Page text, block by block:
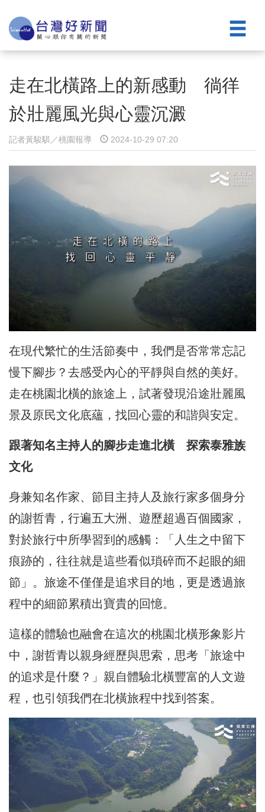
走在北橫路上的新感動 徜徉
於壯麗風光與心靈沉澱
記者黃駿騏／桃園報導 2024-10-29 07:20
在現代繁忙的生活節奏中，我們是否常常忘記
慢下腳步？去感受內心的平靜與自然的美好。
走在桃園北橫的旅途上，試著發現沿途壯麗風
景及原民文化底蘊，找回心靈的和諧與安定。
跟著知名主持人的腳步走進北橫 探索泰雅族
文化
身兼知名作家、節目主持人及旅行家多個身分
的謝哲青，行遍五大洲、遊歷超過百個國家，
對於旅行中所學習到的感觸：「人生之中留下
痕跡的，往往就是這些看似瑣碎而不起眼的細
節」。旅途不僅僅是追求目的地，更是透過旅
程中的細節累積出寶貴的回憶。
這樣的體驗也融會在這次的桃園北橫形象影片
中，謝哲青以親身經歷與思索，思考「旅途中
的追求是什麼？」親自體驗北橫豐富的人文遊
程，也引領我們在北橫旅程中找到答案。